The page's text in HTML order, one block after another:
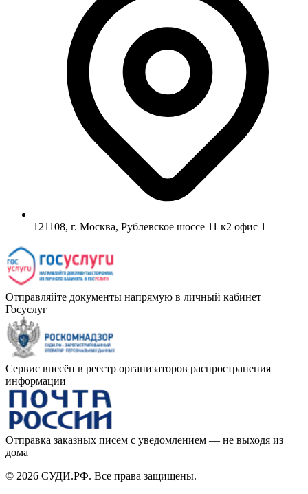
121108, г. Москва, Рублевское шоссе 11 к2 офис 1
Отправляйте документы напрямую в личный кабинет
Госуслуг
Сервис внесён в реестр организаторов распространения
информации
Отправка заказных писем с уведомлением — не выходя из
дома
© 2026 СУДИ.РФ. Все права защищены.